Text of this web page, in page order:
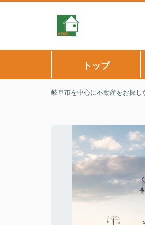
トップ
岐阜市を中心に不動産をお探し